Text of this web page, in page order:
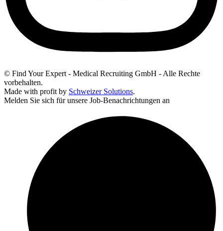
© Find Your Expert - Medical Recruiting GmbH - Alle Rechte
vorbehalten.
Made with profit by Schweizer Solutions.
Melden Sie sich für unsere Job-Benachrichtungen an